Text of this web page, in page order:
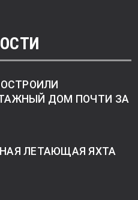
ДОМ ПОЧТИ ЗА
ЛЕТАЮЩАЯ ЯХТА